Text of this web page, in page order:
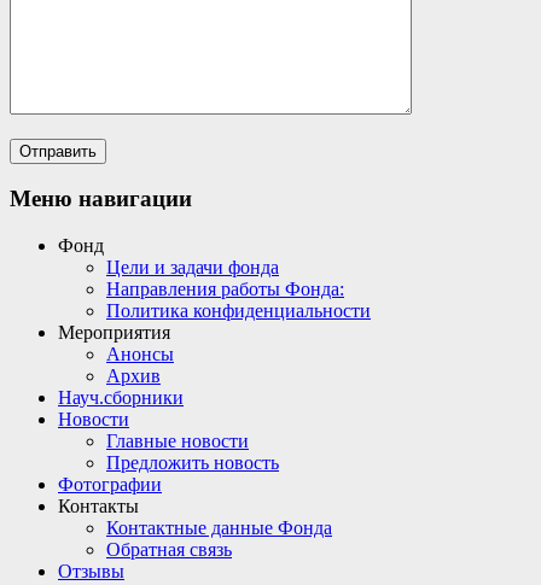
Меню навигации
Фонд
Цели и задачи фонда
Направления работы Фонда:
Политика конфиденциальности
Мероприятия
Анонсы
Архив
Науч.сборники
Новости
Главные новости
Предложить новость
Фотографии
Контакты
Контактные данные Фонда
Обратная связь
Отзывы